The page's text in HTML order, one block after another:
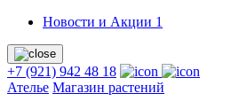
Новости и Акции 1
+7 (921) 942 48 18
Ателье Магазин растений